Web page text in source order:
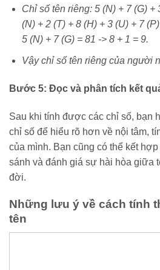
Chỉ số tên riêng: 5 (N) + 7 (G) +
(N) + 2 (T) + 8 (H) + 3 (U) + 7
5 (N) + 7 (G) = 81 -> 8 + 1 = 9.
Vậy chỉ số tên riêng của người
Bước 5: Đọc và phân tích kết
Sau khi tính được các chỉ số, bạn
chỉ số để hiểu rõ hơn về nội tâm,
của mình. Bạn cũng có thể kết
sánh và đánh giá sự hài hòa giữa
đời.
Những lưu ý về cách tính
tên